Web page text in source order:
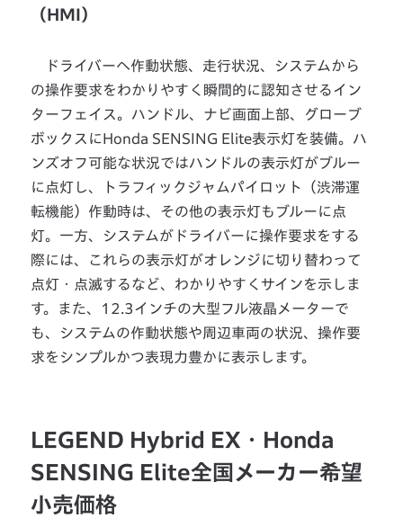
（HMI）
ドライバーへ作動状態、走行状況、システムから
の操作要求をわかりやすく瞬間的に認知させるイン
ターフェイス。ハンドル、ナビ画面上部、グローブ
ボックスにHonda SENSING Elite表示灯を装備。ハ
ンズオフ可能な状況ではハンドルの表示灯がブルー
に点灯し、トラフィックジャムパイロット（渋滞運
転機能）作動時は、その他の表示灯もブルーに点
灯。一方、システムがドライバーに操作要求をする
際には、これらの表示灯がオレンジに切り替わって
点灯・点滅するなど、わかりやすくサインを示しま
す。また、12.3インチの大型フル液晶メーターで
も、システムの作動状態や周辺車両の状況、操作要
求をシンプルかつ表現力豊かに表示します。
LEGEND Hybrid EX・Honda
SENSING Elite全国メーカー希望
小売価格